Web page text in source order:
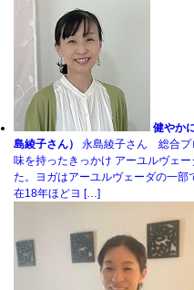
健やか
島綾子さん）
永島綾子さん 総合プ
味を持ったきっかけ アーユルヴェ
た。ヨガはアーユルヴェーダの一
在18年ほどヨ […]